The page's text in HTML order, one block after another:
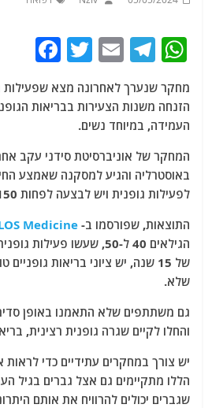
W
at
s
A
p
p
T
el
e
g
ra
m
E
ai
l
T
itt
c
b
o
o
k
מחקר שנערך לאחרונה מצא שפעילות
הזנחה משנות הצעירות בבריאות
העמידה, במיוחד נשים.
באוסטרליה והגיע למסקנה שאמצע
לפעילות גופנית ויש לבצעה לפחות 150 דקות בשבוע.
התוצאות, שפורסמו ב-Medicine
הגילאים 40 ל-50, שעשו
של 15 שנה, יש ציוני בריאות
שלא.
גם משתתפים שלא התאמנו באופן
והחלו לקיים שגרה גופנית רצינית,
יש צורך במחקרים עתידיים כדי לראות
הללו מתקיימים גם אצל גברים בגיל
שגברים יכולים להרוויח את אותם